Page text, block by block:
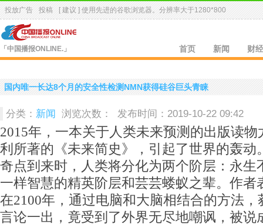
投放广告 投稿 [ 建议 ] 使用先进的谷歌浏览器。分辨率大于1280*800
「中国播报ONLINE.」 首页 新闻 财经
国内唯一长达8个月的安全性检测NMN获得硅谷巨头青睐
分类： 新闻 浏览次数： 发布时间：2019-10-22 09:42
2015年，一本关于人类未来预测的出版读物
利所著的《未来简史》，引起了世界的轰动
奇点到来时，人类将分化为两个阶层：永生
一样智慧的精英阶层和芸芸蝼蚁之辈。作者
在2100年，通过电脑和大脑相结合的方法，
言论一出，竟受到了外界无尽地嘲讽，被说